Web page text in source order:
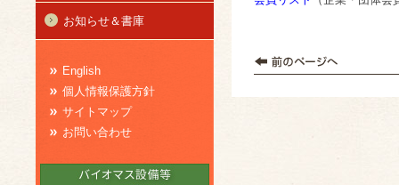
お知らせ＆書庫
English
個人情報保護方針
サイトマップ
お問い合わせ